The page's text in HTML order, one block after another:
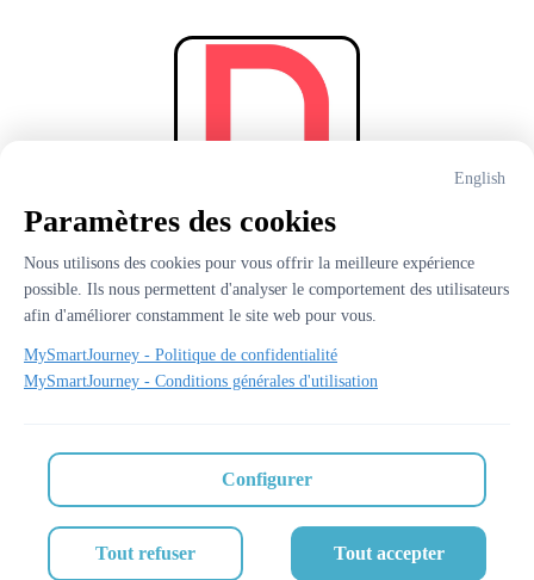
RETOUR AU SOMMAIRE
2026 - Propulsé par
v3.124.0
Signaler ce contenu
English
Paramètres des cookies
Nous utilisons des cookies pour vous offrir la meilleure expérience
possible. Ils nous permettent d'analyser le comportement des utilisateurs
afin d'améliorer constamment le site web pour vous.
MySmartJourney - Politique de confidentialité
MySmartJourney - Conditions générales d'utilisation
Configurer
Tout refuser Tout accepter